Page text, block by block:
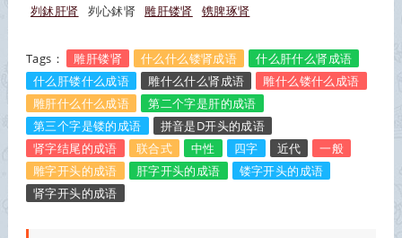
刿鉥肝肾
刿心鉥肾 雕肝镂肾 镌脾琢肾
Tags： 雕肝镂肾 什么什么镂肾成语
什么肝什么肾成语
什么肝镂什么成语
雕什么什么肾成语
雕什么镂什么成语
雕肝什么什么成语
第二个字是肝的成语
第三个字是镂的成语
拼音是D开头的成语
肾字结尾的成语
联合式 中性 四字 近代
一般
雕字开头的成语
肝字开头的成语
镂字开头的成语
肾字开头的成语